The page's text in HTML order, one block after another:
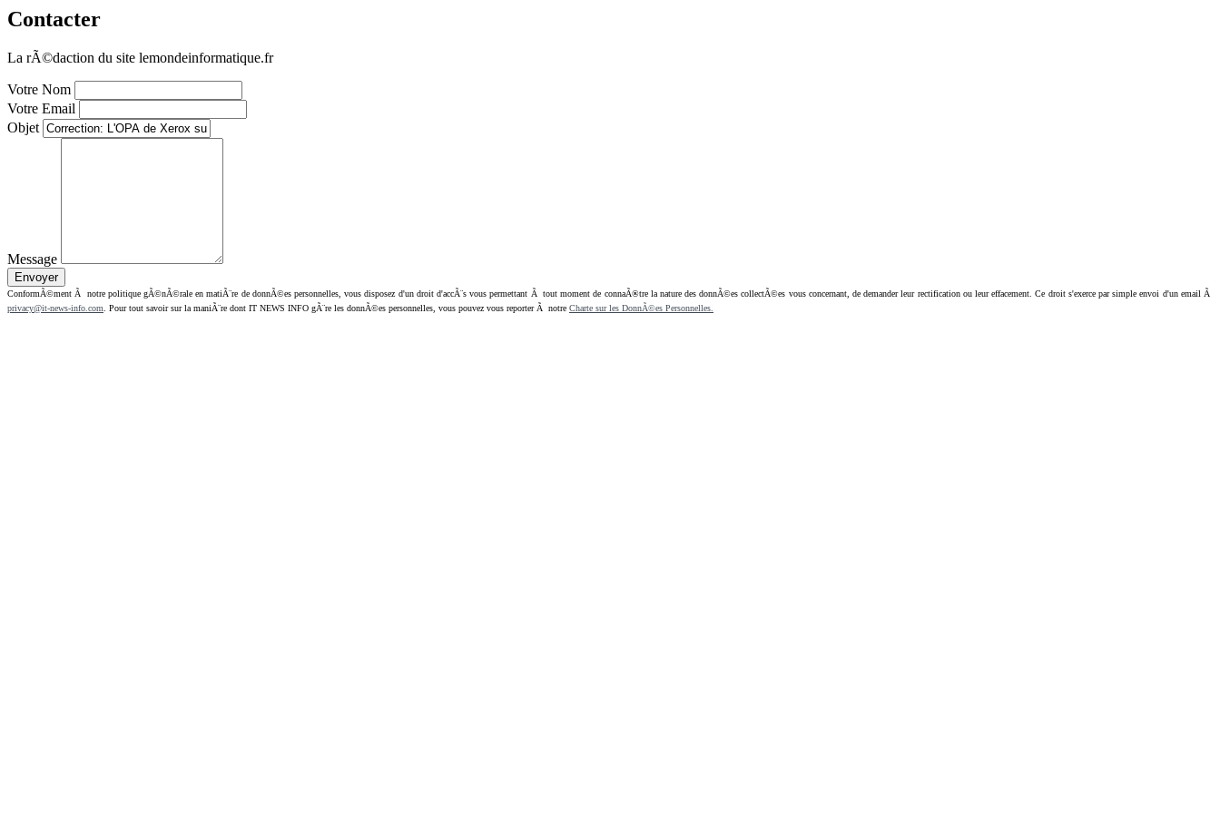
Contacter
La rÃ©daction du site lemondeinformatique.fr
Votre Nom
Votre Email
Objet
Message
ConformÃ©ment Ã notre politique gÃ©nÃ©rale en matiÃ¨re de donnÃ©es personnelles, vous disposez d'un droit d'accÃ¨s vous permettant Ã tout moment de connaÃ®tre la nature des donnÃ©es collectÃ©es vous concernant, de demander leur rectification ou leur effacement. Ce droit s'exerce par simple envoi d'un email Ã
privacy@it-news-info.com . Pour tout savoir sur la maniÃ¨re dont IT NEWS INFO gÃ¨re les donnÃ©es personnelles, vous pouvez vous reporter Ã notre Charte sur les DonnÃ©es Personnelles.